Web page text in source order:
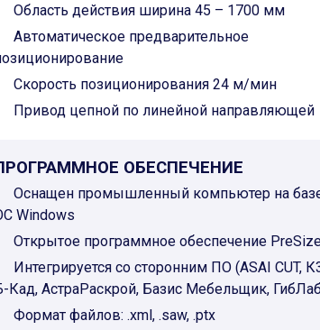
Область действия ширина 45 – 1700 мм
Автоматическое предварительное
Скорость позиционирования 24 м/мин
Привод цепной по линейной направляющей
ОБЕСПЕЧЕНИЕ
Оснащен промышленный компьютер на
Windows
Открытое программное обеспечение
Интегрируется со сторонним ПО (ASAI CUT,
Кад, АстраРаскрой, Базис Мебельщик,
Формат файлов: .xml, .saw, .ptx